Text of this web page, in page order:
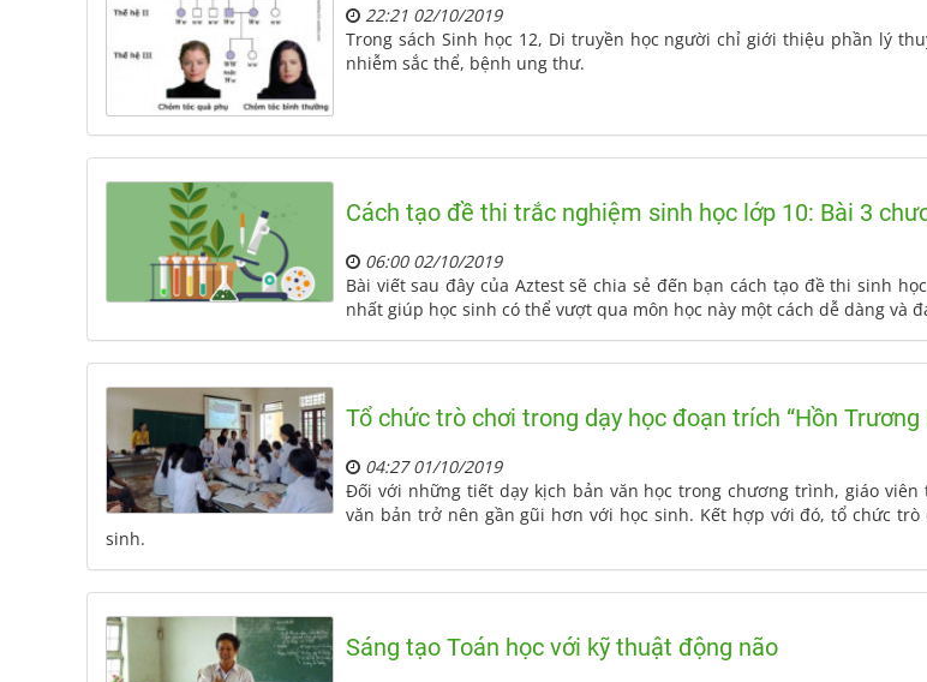
22:21 02/10/2019
Trong sách Sinh học 12, Di truyền học người chỉ giới thiệu phần lý
nhiễm sắc thể, bệnh ung thư.
Cách tạo đề thi trắc nghiệm sinh học lớp 10: Bài 3
06:00 02/10/2019
Bài viết sau đây của Aztest sẽ chia sẻ đến bạn cách tạo đề thi sinh
nhất giúp học sinh có thể vượt qua môn học này một cách dễ dàng và
Tổ chức trò chơi trong dạy học đoạn trích “Hồn Trương
04:27 01/10/2019
Đối với những tiết dạy kịch bản văn học trong chương trình, giáo
văn bản trở nên gần gũi hơn với học sinh. Kết hợp với đó, tổ chức
sinh.
Sáng tạo Toán học với kỹ thuật động não